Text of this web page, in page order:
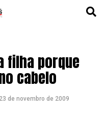
filha porque
cabelo
23 de novembro de 2009